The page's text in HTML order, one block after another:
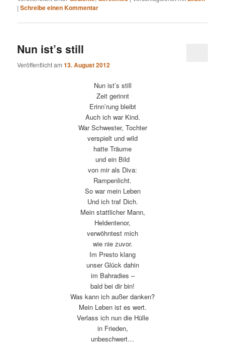
|Schreibe einen Kommentar
Nun ist’s still
Veröffentlicht am13. August 2012
Nun ist’s still
Zeit gerinnt
Erinn’rung bleibt
Auch ich war Kind.
War Schwester, Tochter
verspielt und wild
hatte Träume
und ein Bild
von mir als Diva:
Rampenlicht.
So war mein Leben
Und ich traf Dich.
Mein stattlicher Mann,
Heldentenor,
verwöhntest mich
wie nie zuvor.
Im Presto klang
unser Glück dahin
im Bahradies –
bald bei dir bin!
Was kann ich außer danken?
Mein Leben ist es wert.
Verlass ich nun die Hülle
in Frieden,
unbeschwert…